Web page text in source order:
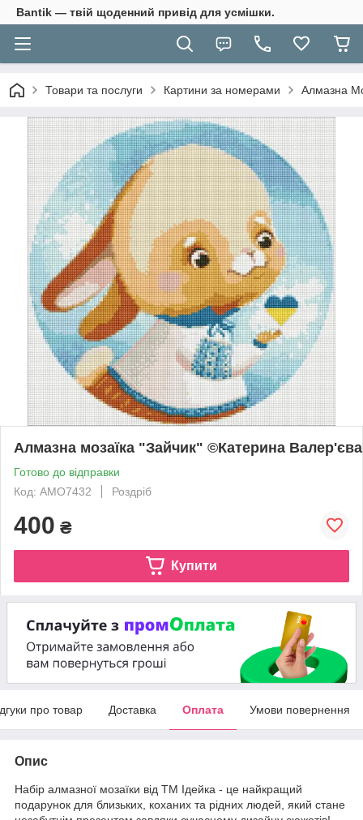
Bantik — твій щоденний привід для усмішки.
Товари та послуги Картини за номерами Алмазна
Алмазна мозаїка "Зайчик" ©Катерина Валер'єва
Готово до відправки
Код: AMO7432
Роздріб
400 ₴
Купити
про товар Доставка Оплата Умови повернення
Опис
Набір алмазної мозаїки від ТМ Ідейка - це найкращий
подарунок для близьких, коханих та рідних людей, який стане